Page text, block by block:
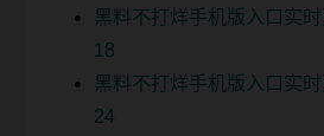
黑料不打烊手机版入口实
18
黑料不打烊手机版入口实
24